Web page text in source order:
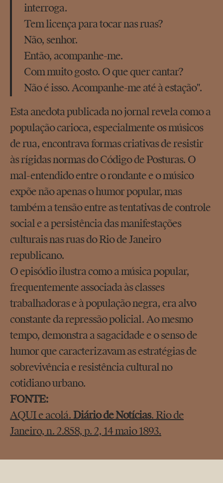
interroga.
Tem licença para tocar nas ruas?
Não, senhor.
Então, acompanhe-me.
Com muito gosto. O que quer cantar?
Não é isso. Acompanhe-me até à estação".
Esta anedota publicada no jornal revela como a
população carioca, especialmente os músicos
de rua, encontrava formas criativas de resistir
às rígidas normas do Código de Posturas. O
mal-entendido entre o rondante e o músico
expõe não apenas o humor popular, mas
também a tensão entre as tentativas de controle
social e a persistência das manifestações
culturais nas ruas do Rio de Janeiro
republicano.
O episódio ilustra como a música popular,
frequentemente associada às classes
trabalhadoras e à população negra, era alvo
constante da repressão policial. Ao mesmo
tempo, demonstra a sagacidade e o senso de
humor que caracterizavam as estratégias de
sobrevivência e resistência cultural no
cotidiano urbano.
FONTE:
AQUI e acolá.Diário de Notícias. Rio de
Janeiro, n. 2.858, p. 2, 14 maio 1893.